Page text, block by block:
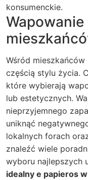
konsumenckie.
Wśród mieszkańców
częścią stylu życia.
które wybierają
lub estetycznych.
nieprzyjemnego
uniknąć
lokalnych forach
znaleźć wiele
wyboru najlepszych
idealny e papieros